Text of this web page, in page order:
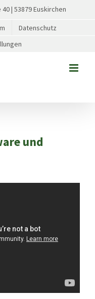
| 53879 Euskirchen
Datenschutz
und